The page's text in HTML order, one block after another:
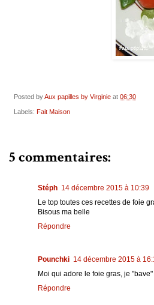
Posted byAux papilles by Virginie at 06:30
Labels: Fait Maison
5 commentaires:
Stéph 14 décembre 2015 à 10:39
Le top toutes ces recettes de foie
Bisous ma belle
Répondre
Pounchki 14 décembre 2015 à
Moi qui adore le foie gras, je
Répondre